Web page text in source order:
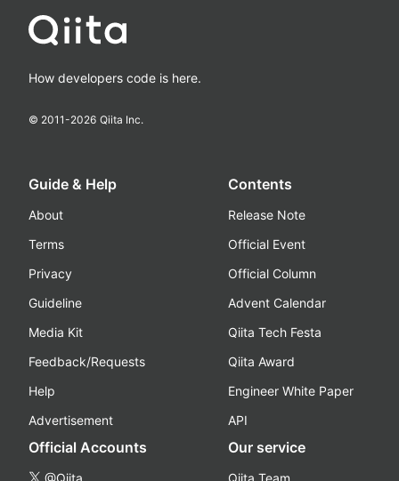
How developers code is here.
© 2011-2026 Qiita Inc.
Guide & Help
About
Terms
Privacy
Guideline
Media Kit
Feedback/Requests
Help
Advertisement
Contents
Release Note
Official Event
Official Column
Advent Calendar
Qiita Tech Festa
Qiita Award
Engineer White Paper
API
Official Accounts
@Qiita
Our service
Qiita Team